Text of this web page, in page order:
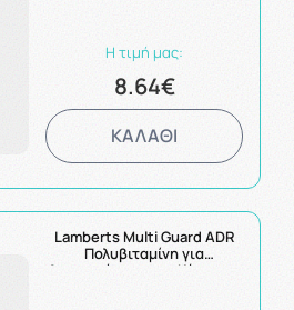
Η τιμή μας:
8.64€
ΚΑΛΑΘΙ
Lamberts Multi Guard ADR
Πολυβιταμίνη για
Αντιμετώπιση της Κόπωσης